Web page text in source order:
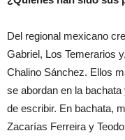
Del regional mexicano
Gabriel, Los Temerarios
Chalino Sánchez. Ellos
se abordan en la
de escribir. En bachata,
Zacarías Ferreira y